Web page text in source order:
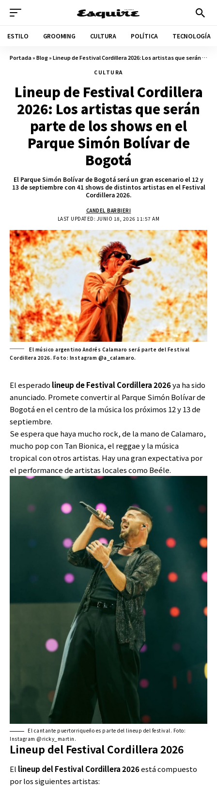
ESTILO GROOMING CULTURA POLÍTICA TECNOLOGÍA
Portada»Blog»Lineup de Festival Cordillera 2026: Los artistas que serán parte de los shows en el Parque Simón Bolívar de Bogotá
CULTURA
Lineup de Festival Cordillera
2026: Los artistas que serán
parte de los shows en el
Parque Simón Bolívar de
Bogotá
El Parque Simón Bolívar de Bogotá será un gran escenario el 12 y
13 de septiembre con 41 shows de distintos artistas en el Festival
Cordillera 2026.
LAST UPDATED: JUNIO 18, 2026 11:57 AM
CANDEL BARBIERI
El músico argentino Andrés Calamaro será parte del Festival
Cordillera 2026. Foto: Instagram @a_calamaro.
El esperado lineup deFestival Cordillera 2026ya ha sido
anunciado. Promete convertir al Parque Simón Bolívar de
Bogotá en el centro de la música los próximos 12 y 13 de
septiembre.
Se espera que haya mucho rock, de la mano de Calamaro,
mucho pop con Tan Bionica, el reggae y la música
tropical con otros artistas. Hay una gran expectativa por
el performance de artistas locales como Beéle.
El cantante puertorriqueño es parte del lineup del festival. Foto:
Instagram @ricky_martin.
Lineup del Festival Cordillera 2026
El lineup del Festival Cordillera 2026está compuesto
por los siguientes artistas: